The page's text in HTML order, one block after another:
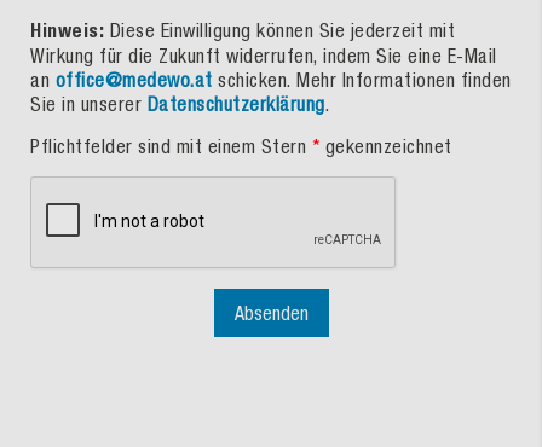
Hinweis: Diese Einwilligung können Sie jederzeit mit
Wirkung für die Zukunft widerrufen, indem Sie eine E-Mail
an office@medewo.at schicken. Mehr Informationen finden
Sie in unserer Datenschutzerklärung
Pflichtfelder sind mit einem Stern * gekennzeichnet
Absenden